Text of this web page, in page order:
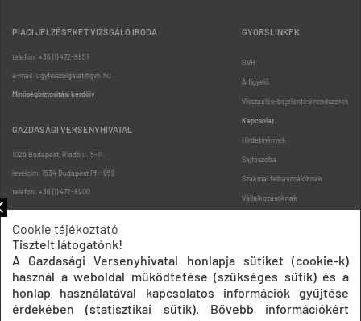
PIACI JELZÉSEKET VIZSGÁLÓ IRODA
telefon: +36 (1) 472-8851
e-mail: ugyfelszolgalat@gvh.hu
Minőségbiztosítási kérdőív
GAZDASÁGI VERSENYHIVATAL
1026 Budapest, Riadó u. 5-11.
levélcím: 1534 Budapest Pf.: 958
telefon: +36 (1) 472-8900
GYORSLINKEK
GVH
Árfigyelő
Visszaélés-bejelentési rendszerek
Kapcsolat
Hirdetmények
Sajtószoba
Szakmai felhasználóknak
Vállalkozásoknak
Oldaltérkép
Cookie tájékoztató
Tisztelt látogatónk!
A Gazdasági Versenyhivatal honlapja sütiket (cookie-k)
használ a weboldal működtetése (szükséges sütik) és a
honlap használatával kapcsolatos információk gyűjtése
érdekében (statisztikai sütik). Bővebb információkért